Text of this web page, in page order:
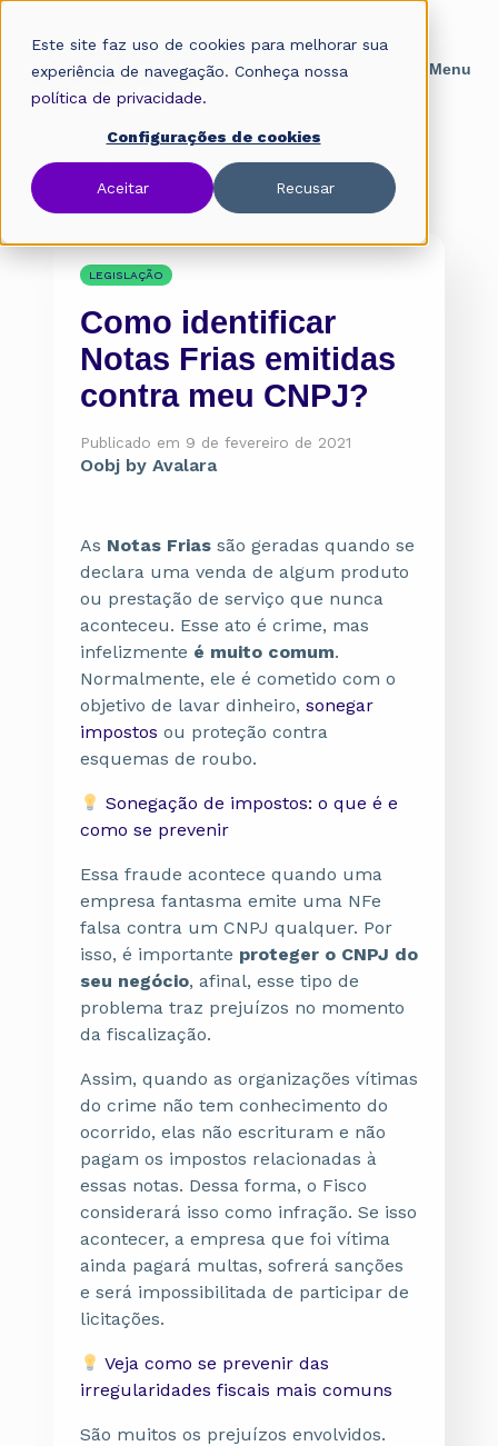
Este site faz uso de cookies para melhorar sua
experiência de navegação. Conheça nossa
política de privacidade.
Configurações de cookies
Aceitar Recusar
Home »Blog »Legislação
LEGISLAÇÃO
Como identificar
Notas Frias emitidas
contra meu CNPJ?
Publicado em 9 de fevereiro de 2021
Oobj by Avalara
As Notas Frias são geradas quando se
declara uma venda de algum produto
ou prestação de serviço que nunca
aconteceu. Esse ato é crime, mas
infelizmente é muito comum.
Normalmente, ele é cometido com o
objetivo de lavar dinheiro, sonegar
impostos ou proteção contra
esquemas de roubo.
Sonegação de impostos: o que é e
como se prevenir
Essa fraude acontece quando uma
empresa fantasma emite uma NFe
falsa contra um CNPJ qualquer. Por
isso, é importante proteger o CNPJ do
seu negócio, afinal, esse tipo de
problema traz prejuízos no momento
da fiscalização.
Assim, quando as organizações vítimas
do crime não tem conhecimento do
ocorrido, elas não escrituram e não
pagam os impostos relacionadas à
essas notas. Dessa forma, o Fisco
considerará isso como infração. Se isso
acontecer, a empresa que foi vítima
ainda pagará multas, sofrerá sanções
e será impossibilitada de participar de
licitações.
Veja como se prevenir das
irregularidades fiscais mais comuns
São muitos os prejuízos envolvidos.